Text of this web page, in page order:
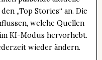
„Top Stories“ an. Die
welche Quellen
KI-Modus hervorhebt.
wieder ändern.